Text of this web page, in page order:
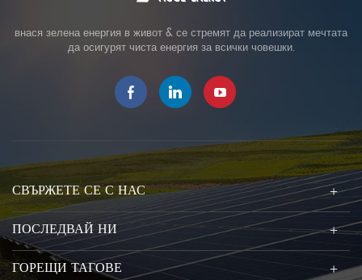
внася зелена енергия в живот & се стремят да реализират мечтата
да осигурят чиста енергия за всички човешки.
СВЪРЖЕТЕ СЕ С НАС
ПОСЛЕДВАЙ НИ
ГОРЕЩИ ТАГОВЕ